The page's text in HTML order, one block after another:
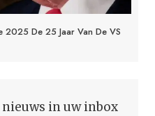
De 25 Jaar Van De VS
in uw inbox